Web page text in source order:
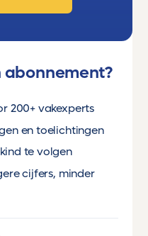
abonnement?
200+ vakexperts
en toelichtingen
te volgen
cijfers, minder